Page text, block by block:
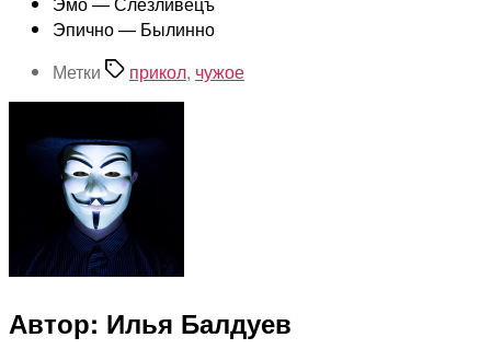
Эпично — Былинно
Метки
прикол, чужое
Автор: Илья Балдуев